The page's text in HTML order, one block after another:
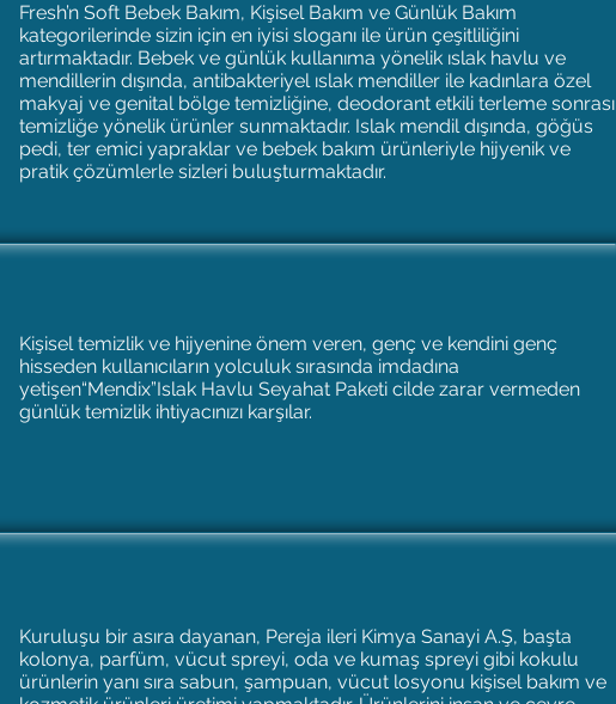
Fresh’n Soft Bebek Bakım, Kişisel Bakım ve Günlük Bakım
kategorilerinde sizin için en iyisi sloganı ile ürün çeşitliliğini
artırmaktadır. Bebek ve günlük kullanıma yönelik ıslak havlu ve
mendillerin dışında, antibakteriyel ıslak mendiller ile kadınlara özel
makyaj ve genital bölge temizliğine, deodorant etkili terleme sonrası
temizliğe yönelik ürünler sunmaktadır. Islak mendil dışında, göğüs
pedi, ter emici yapraklar ve bebek bakım ürünleriyle hijyenik ve
pratik çözümlerle sizleri buluşturmaktadır.
Kişisel temizlik ve hijyenine önem veren, genç ve kendini genç
hisseden kullanıcıların yolculuk sırasında imdadına
yetişen“Mendix”Islak Havlu Seyahat Paketi cilde zarar vermeden
günlük temizlik ihtiyacınızı karşılar.
Kuruluşu bir asıra dayanan, Pereja ileri Kimya Sanayi A.Ş, başta
kolonya, parfüm, vücut spreyi, oda ve kumaş spreyi gibi kokulu
ürünlerin yanı sıra sabun, şampuan, vücut losyonu kişisel bakım ve